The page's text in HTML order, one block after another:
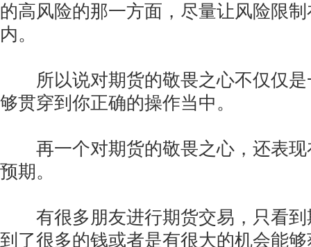
的高风险的那一方面，尽量让风险限
内。
所以说对期货的敬畏之心不仅仅是
够贯穿到你正确的操作当中。
再一个对期货的敬畏之心，还表现
预期。
有很多朋友进行期货交易，只看到
到了很多的钱或者是有很大的机会能